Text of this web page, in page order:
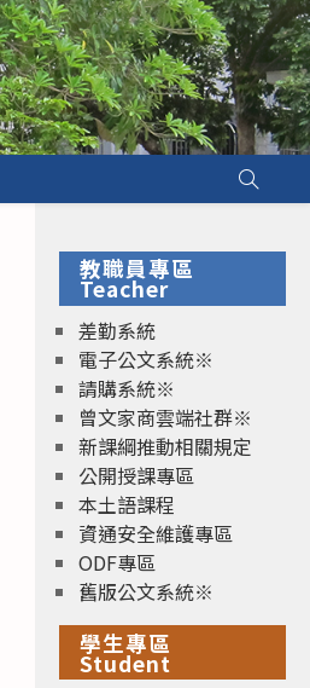
教職員專區
Teacher
差勤系統
電子公文系統※
請購系統※
曾文家商雲端社群※
新課綱推動相關規定
公開授課專區
本土語課程
資通安全維護專區
ODF專區
舊版公文系統※
學生專區
Student